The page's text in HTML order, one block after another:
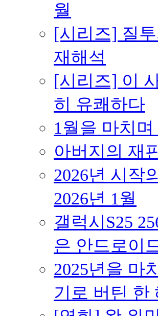
월
[시리즈] 질
재해석
[시리즈] 이
히 유쾌하다
1월을 마치
아버지의 재
2026년 시작
2026년 1월
갤럭시S25
은 안드로이
2025년을 마
기로 버틴 한